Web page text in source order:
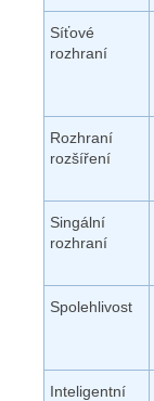
Síťové
rozhraní
Rozhraní
rozšíření
Singální
rozhraní
Spolehlivost
Inteligentní